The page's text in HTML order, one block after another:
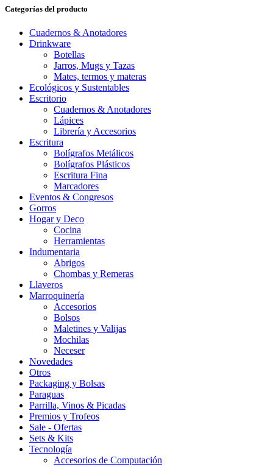
Categorías del producto
Cuadernos & Anotadores
Drinkware
Botellas
Jarros, Mugs y Tazas
Mates, termos y materas
Ecológicos y Sustentables
Escritorio
Cuadernos & Anotadores
Lápices
Librería y Accesorios
Escritura
Bolígrafos Metálicos
Bolígrafos Plásticos
Escritura Fina
Marcadores
Eventos & Congresos
Gorros
Hogar y Deco
Cocina
Herramientas
Indumentaria
Abrigos
Chombas y Remeras
Llaveros
Marroquinería
Accesorios
Bolsos
Maletines y Valijas
Mochilas
Neceser
Novedades
Otros
Packaging y Bolsas
Paraguas
Parrilla, Vinos & Picadas
Premios y Trofeos
Sale - Ofertas
Sets & Kits
Tecnología
Accesorios de Computación